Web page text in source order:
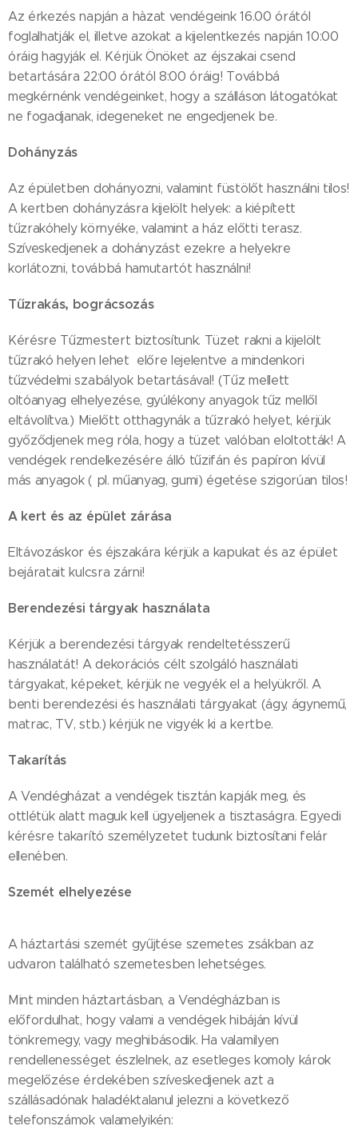
Az érkezés napján a hàzat vendégeink 16.00 órától
foglalhatják el, illetve azokat a kijelentkezés napján 10:00
óráig hagyják el. Kérjük Önöket az éjszakai csend
betartására 22:00 órától 8:00 óráig! Továbbá
megkérnénk vendégeinket, hogy a szálláson látogatókat
ne fogadjanak, idegeneket ne engedjenek be.
Dohányzás
Az épületben dohányozni, valamint füstölőt használni tilos!
A kertben dohányzásra kijelölt helyek: a kiépített
tűzrakóhely környéke, valamint a ház előtti terasz.
Szíveskedjenek a dohányzást ezekre a helyekre
korlátozni, továbbá hamutartót használni!
Tűzrakás, bográcsozás
Kérésre Tűzmestert biztosítunk. Tüzet rakni a kijelölt
tűzrakó helyen lehet előre lejelentve a mindenkori
tűzvédelmi szabályok betartásával! (Tűz mellett
oltóanyag elhelyezése, gyúlékony anyagok tűz mellől
eltávolítva.) Mielőtt otthagynák a tűzrakó helyet, kérjük
győződjenek meg róla, hogy a tüzet valóban eloltották! A
vendégek rendelkezésére álló tűzifán és papíron kívül
más anyagok ( pl. műanyag, gumi) égetése szigorúan tilos!
A kert és az épület zárása
Eltávozáskor és éjszakára kérjük a kapukat és az épület
bejáratait kulcsra zárni!
Berendezési tárgyak használata
Kérjük a berendezési tárgyak rendeltetésszerű
használatát! A dekorációs célt szolgáló használati
tárgyakat, képeket, kérjük ne vegyék el a helyükről. A
benti berendezési és használati tárgyakat (ágy, ágynemű,
matrac, TV, stb.) kérjük ne vigyék ki a kertbe.
Takarítás
A Vendégházat a vendégek tisztán kapják meg, és
ottlétük alatt maguk kell ügyeljenek a tisztaságra. Egyedi
kérésre takarító személyzetet tudunk biztosítani felár
ellenében.
Szemét elhelyezése
A háztartási szemét gyűjtése szemetes zsákban az
udvaron található szemetesben lehetséges.
Mint minden háztartásban, a Vendégházban is
előfordulhat, hogy valami a vendégek hibáján kívül
tönkremegy, vagy meghibásodik. Ha valamilyen
rendellenességet észlelnek, az esetleges komoly károk
megelőzése érdekében szíveskedjenek azt a
szállásadónak haladéktalanul jelezni a következő
telefonszámok valamelyikén: